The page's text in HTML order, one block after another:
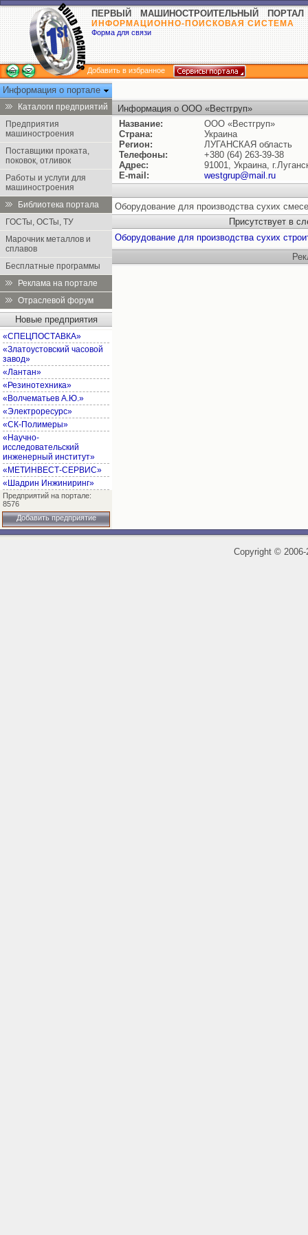
ПЕРВЫЙ МАШИНОСТРОИТЕЛЬНЫЙ ПОРТАЛ
ИНФОРМАЦИОННО-ПОИСКОВАЯ СИСТЕМА
Форма для связи
Добавить в избранное
Информация о портале
Каталоги предприятий
Предприятия
машиностроения
Поставщики проката,
поковок, отливок
Работы и услуги для
машиностроения
Библиотека портала
ГОСТы, ОСТы, ТУ
Марочник металлов и
сплавов
Бесплатные программы
Реклама на портале
Отраслевой форум
Новые предприятия
«СПЕЦПОСТАВКА»
«Златоустовский часовой
завод»
«Лантан»
«Резинотехника»
«Волчематьев А.Ю.»
«Электроресурс»
«СК-Полимеры»
«Научно-
исследовательский
инженерный институт»
«МЕТИНВЕСТ-СЕРВИС»
«Шадрин Инжиниринг»
Предприятий на портале:
8576
Добавить предприятие
Информация о ООО «Вестгруп»
Название:
ООО «Вестгруп»
Страна:
Украина
Регион:
ЛУГАНСКАЯ область
Телефоны:
+380 (64) 263-39-38
Адрес:
91001, Украина,
E-mail:
westgrup@mail.ru
Оборудование для производства сухих
Присутствует в
Оборудование для производства сухих
Copyright ©